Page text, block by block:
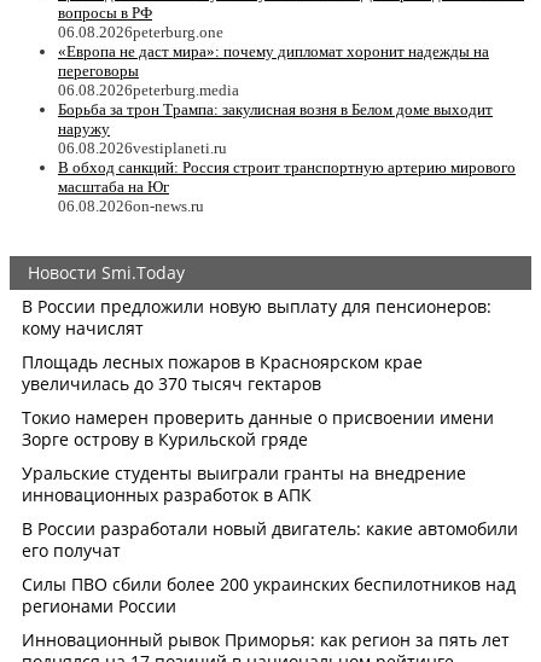
вопросы в РФ
06.08.2026peterburg.one
«Европа не даст мира»: почему дипломат хоронит надежды на
переговоры
06.08.2026peterburg.media
Борьба за трон Трампа: закулисная возня в Белом доме выходит
наружу
06.08.2026vestiplaneti.ru
В обход санкций: Россия строит транспортную артерию мирового
масштаба на Юг
06.08.2026on-news.ru